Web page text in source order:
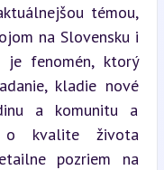
témou,
na Slovensku i
je fenomén, ktorý
kladie nové
a komunitu a
o kvalite života
pozriem na